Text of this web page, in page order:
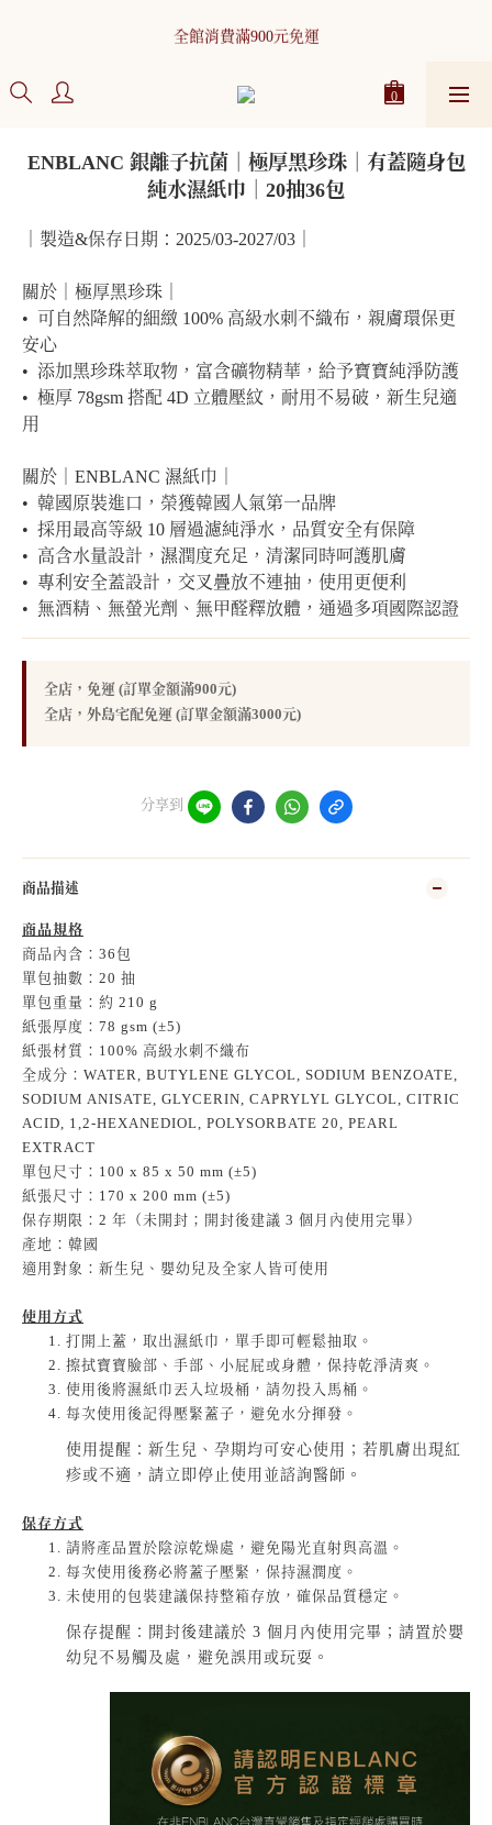
入>
全館消費滿900元免運
WELCOME！加入ASHABABY會員即可獲得200元購物金！點擊加
入>
ENBLANC 銀離子抗菌｜極厚黑珍珠｜有蓋隨身包
純水濕紙巾｜20抽36包
｜製造&保存日期：2025/03-2027/03｜
關於｜極厚黑珍珠｜
•  可自然降解的細緻 100% 高級水刺不織布，親膚環保更
安心
•  添加黑珍珠萃取物，富含礦物精華，給予寶寶純淨防護
•  極厚 78gsm 搭配 4D 立體壓紋，耐用不易破，新生兒適
用
關於｜ENBLANC 濕紙巾｜
•  韓國原裝進口，榮獲韓國人氣第一品牌
•  採用最高等級 10 層過濾純淨水，品質安全有保障
•  高含水量設計，濕潤度充足，清潔同時呵護肌膚
•  專利安全蓋設計，交叉疊放不連抽，使用更便利
•  無酒精、無螢光劑、無甲醛釋放體，通過多項國際認證
全店，免運 (訂單金額滿900元)
全店，外島宅配免運 (訂單金額滿3000元)
分享到
商品描述
商品規格
商品內含：36包
單包抽數：20 抽
單包重量：約 210 g
紙張厚度：78 gsm (±5)
紙張材質：100% 高級水刺不織布
全成分：WATER, BUTYLENE GLYCOL, SODIUM BENZOATE,
SODIUM ANISATE, GLYCERIN, CAPRYLYL GLYCOL, CITRIC
ACID, 1,2-HEXANEDIOL, POLYSORBATE 20, PEARL
EXTRACT
單包尺寸：100 x 85 x 50 mm (±5)
紙張尺寸：170 x 200 mm (±5)
保存期限：2 年（未開封；開封後建議 3 個月內使用完畢）
產地：韓國
適用對象：新生兒、嬰幼兒及全家人皆可使用
使用方式
打開上蓋，取出濕紙巾，單手即可輕鬆抽取。
擦拭寶寶臉部、手部、小屁屁或身體，保持乾淨清爽。
使用後將濕紙巾丟入垃圾桶，請勿投入馬桶。
每次使用後記得壓緊蓋子，避免水分揮發。
使用提醒：新生兒、孕期均可安心使用；若肌膚出現紅
疹或不適，請立即停止使用並諮詢醫師。
保存方式
請將產品置於陰涼乾燥處，避免陽光直射與高溫。
每次使用後務必將蓋子壓緊，保持濕潤度。
未使用的包裝建議保持整箱存放，確保品質穩定。
保存提醒：開封後建議於 3 個月內使用完畢；請置於嬰
幼兒不易觸及處，避免誤用或玩耍。